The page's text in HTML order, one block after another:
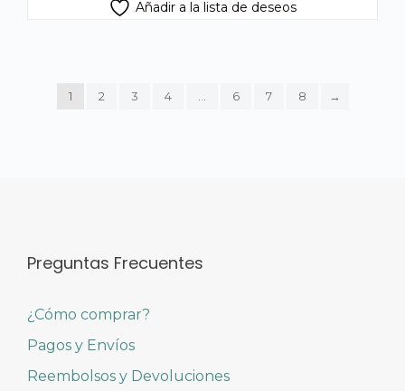
Añadir a la lista de deseos
1 2 3 4 6 7 8 →
Preguntas Frecuentes
¿Cómo comprar?
Pagos y Envíos
Reembolsos y Devoluciones